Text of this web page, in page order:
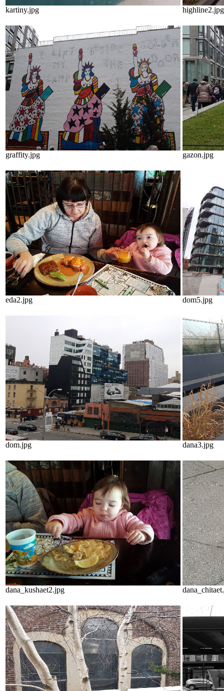
kartiny.jpg highline2.jpg
graffity.jpg gazon.jpg
eda2.jpg dom5.jpg
dom.jpg dana3.jpg
dana_kushaet2.jpg